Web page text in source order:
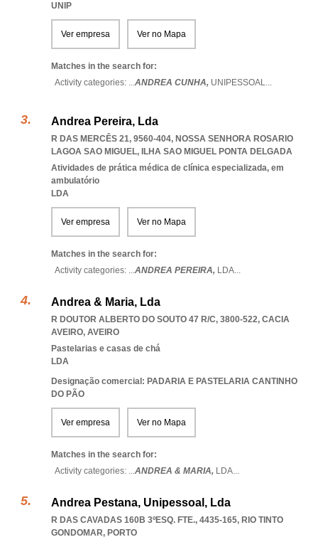
UNIP
Ver empresa Ver no Mapa
Matches in the search for:
Activity categories: ...ANDREA CUNHA, UNIPESSOAL...
Andrea Pereira, Lda
R DAS MERCÊS 21, 9560-404, NOSSA SENHORA ROSARIO
LAGOA SAO MIGUEL, ILHA SAO MIGUEL PONTA DELGADA
Atividades de prática médica de clínica especializada, em
ambulatório
LDA
Ver empresa Ver no Mapa
Matches in the search for:
Activity categories: ...ANDREA PEREIRA, LDA...
Andrea & Maria, Lda
R DOUTOR ALBERTO DO SOUTO 47 R/C, 3800-522, CACIA
AVEIRO, AVEIRO
Pastelarias e casas de chá
LDA
Designação comercial: PADARIA E PASTELARIA CANTINHO
DO PÃO
Ver empresa Ver no Mapa
Matches in the search for:
Activity categories: ...ANDREA & MARIA, LDA...
Andrea Pestana, Unipessoal, Lda
R DAS CAVADAS 160B 3ºESQ. FTE., 4435-165, RIO TINTO
GONDOMAR, PORTO